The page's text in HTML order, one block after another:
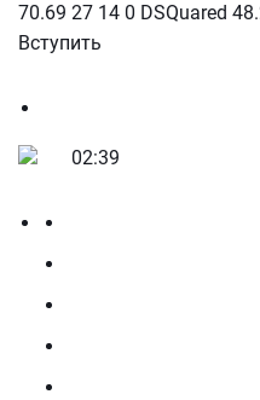
70.69 27 14 0 DSQuared
Вступить
02:39